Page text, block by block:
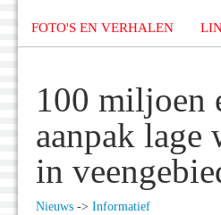
FOTO'S EN VERHALEN
100 miljoen
aanpak lage
in
Nieuws -> Informatief